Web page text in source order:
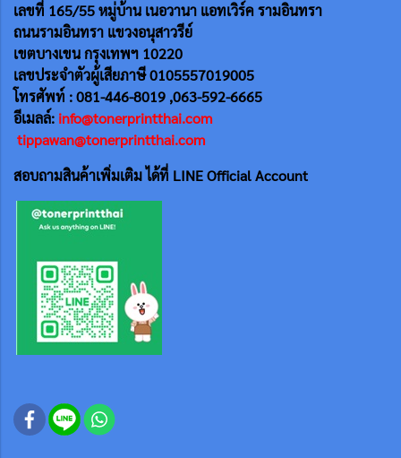
เลขที่ 165/55หมู่บ้าน เนอวานา แอทเวิร์ค รามอินทรา
ถนนรามอินทรา แขวงอนุสาวรีย์
เขตบางเขน กรุงเทพฯ 10220
เลขประจำตัวผู้เสียภาษี 0105557019005
โทรศัพท์ : 081-446-8019 ,063-592-6665
อีเมลล์: info@tonerprintthai.com
tippawan@tonerprintthai.com
สอบถามสินค้าเพิ่มเติม ได้ที่ LINE Official Account